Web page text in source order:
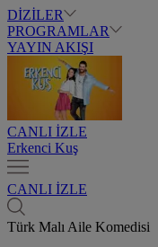
DİZİLER
PROGRAMLAR
YAYIN AKIŞI
CANLI İZLE
Erkenci Kuş
CANLI İZLE
Türk Malı Aile Komedisi